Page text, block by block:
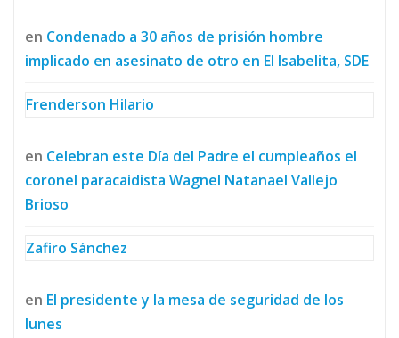
en Condenado a 30 años de prisión hombre
implicado en asesinato de otro en El Isabelita, SDE
Frenderson Hilario
en Celebran este Día del Padre el cumpleaños el
coronel paracaidista Wagnel Natanael Vallejo
Brioso
Zafiro Sánchez
en El presidente y la mesa de seguridad de los
lunes